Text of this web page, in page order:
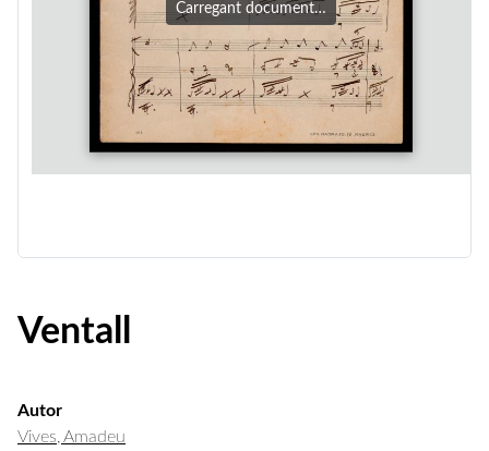
Carregant document…
Ventall
Autor
Vives, Amadeu